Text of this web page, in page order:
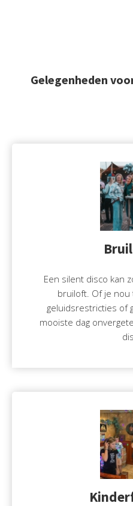
Gelegenheden
Een silent disco kan
bruiloft. Of je
geluidsrestricties of
mooiste dag